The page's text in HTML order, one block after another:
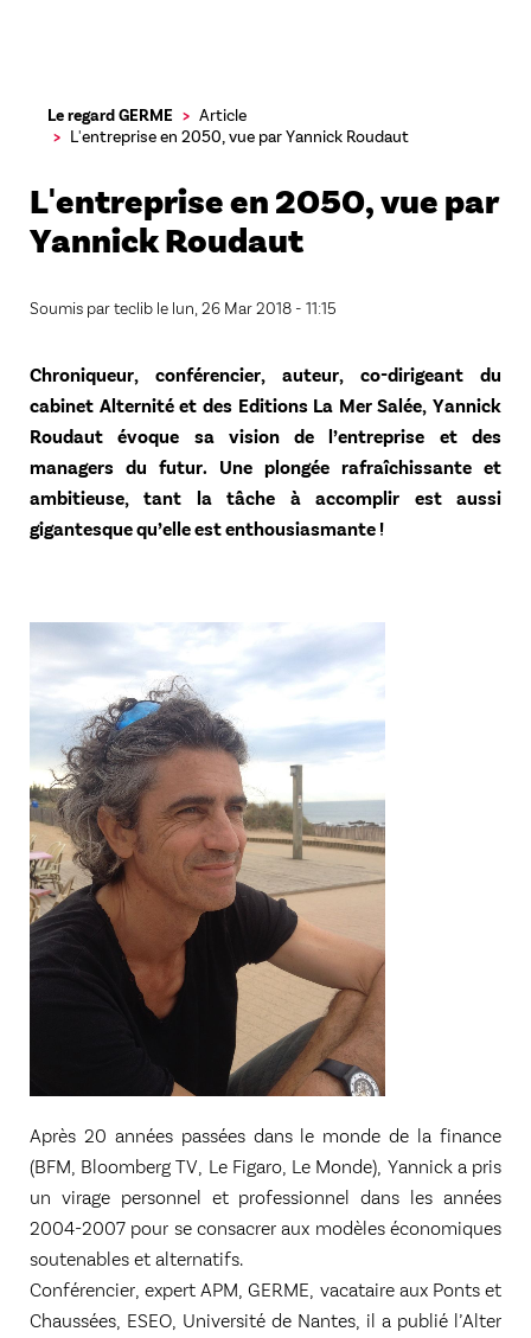
contenu
Le regard GERME
Article
L'entreprise en 2050, vue par Yannick Roudaut
L'entreprise en 2050, vue par
Yannick Roudaut
Soumis parteclib le lun, 26 Mar 2018 - 11:15
Chroniqueur, conférencier, auteur, co-dirigeant du
cabinet Alternité et des Editions La Mer Salée, Yannick
Roudaut évoque sa vision de l’entreprise et des
managers du futur. Une plongée rafraîchissante et
ambitieuse, tant la tâche à accomplir est aussi
gigantesque qu’elle est enthousiasmante !
Après 20 années passées dans le monde de la finance
(BFM, Bloomberg TV, Le Figaro, Le Monde), Yannick a pris
un virage personnel et professionnel dans les années
2004-2007 pour se consacrer aux modèles économiques
soutenables et alternatifs.
Conférencier, expert APM, GERME, vacataire aux Ponts et
Chaussées, ESEO, Université de Nantes, il a publié l’Alter